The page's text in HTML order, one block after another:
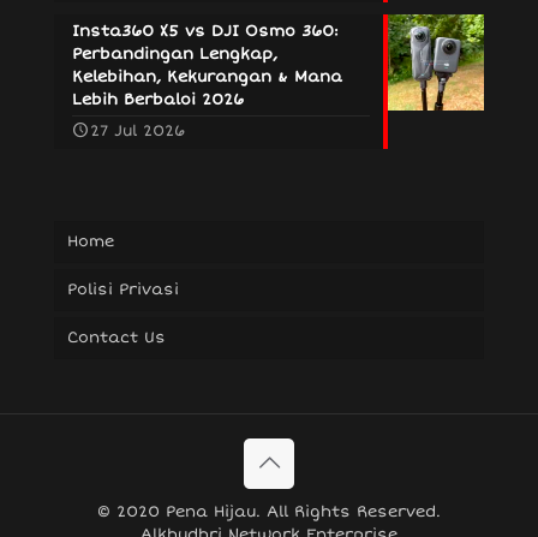
Insta360 X5 vs DJI Osmo 360:
Perbandingan Lengkap,
Kelebihan, Kekurangan & Mana
Lebih Berbaloi 2026
27 Jul 2026
Home
Polisi Privasi
Contact Us
© 2020 Pena Hijau. All Rights Reserved.